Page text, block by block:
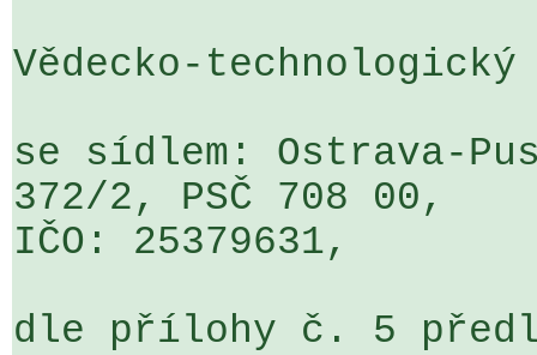
Vědecko-
se sídlem: Ostrava-
372/2, PSČ 708 00,
IČO: 25379631,
dle přílohy č. 5